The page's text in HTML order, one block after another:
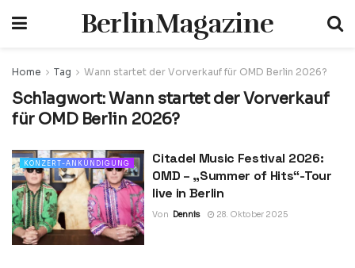
BerlinMagazine
Home Tag Wann startet der Vorverkauf für OMD Berlin 2026?
Schlagwort:Wann startet der Vorverkauf
für OMD Berlin 2026?
KONZERT-ANKÜNDIGUNG
Citadel Music Festival 2026:
OMD – „Summer of Hits“-Tour
live in Berlin
Von Dennis 28. Oktober 2025